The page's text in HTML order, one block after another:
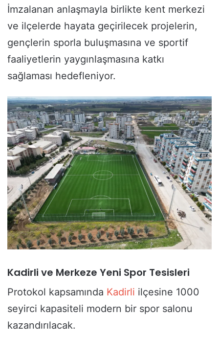
İmzalanan anlaşmayla birlikte kent merkezi
ve ilçelerde hayata geçirilecek projelerin,
gençlerin sporla buluşmasına ve sportif
faaliyetlerin yaygınlaşmasına katkı
sağlaması hedefleniyor.
Kadirli ve Merkeze Yeni Spor Tesisleri
Protokol kapsamında Kadirli ilçesine 1000
seyirci kapasiteli modern bir spor salonu
kazandırılacak.